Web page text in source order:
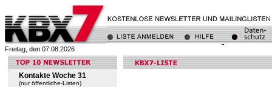
Freitag, den 07.08.2026
Kontakte Woche 31
(nur öffentliche-Listen)